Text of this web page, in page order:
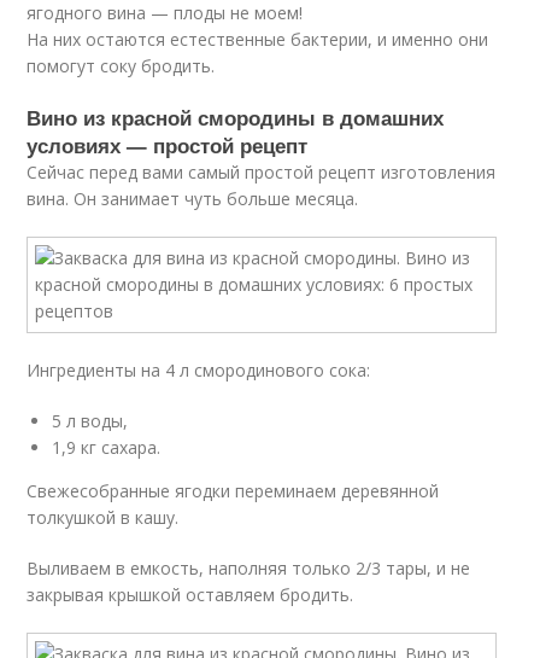
ягодного вина — плоды не моем!
На них остаются естественные бактерии, и именно они
помогут соку бродить.
Вино из красной смородины в домашних
условиях — простой рецепт
Сейчас перед вами самый простой рецепт изготовления
вина. Он занимает чуть больше месяца.
Ингредиенты на 4 л смородинового сока:
5 л воды,
1,9 кг сахара.
Свежесобранные ягодки переминаем деревянной
толкушкой в кашу.
Выливаем в емкость, наполняя только 2/3 тары, и не
закрывая крышкой оставляем бродить.